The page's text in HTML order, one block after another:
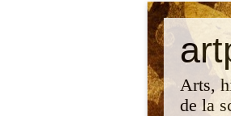
Arts,
de la